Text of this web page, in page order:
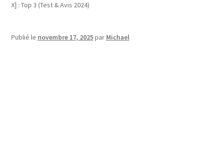
À propos de
Blog
X] : Top 3 (Test & Avis 2024)
Publié le novembre 17, 2025par Michael